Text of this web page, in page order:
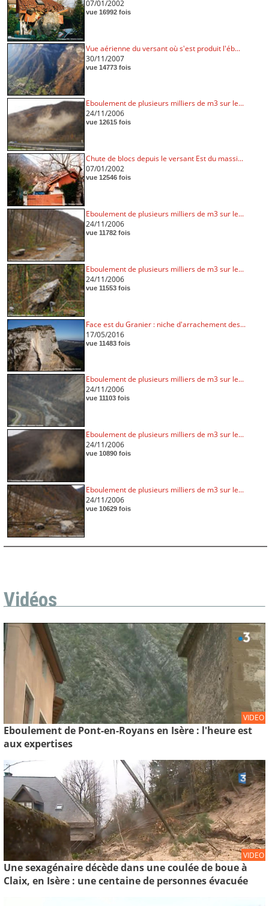
07/01/2002
vue 16992 fois
Vue aérienne du versant où s'est produit l'éb...
30/11/2007
vue 14773 fois
Eboulement de plusieurs milliers de m3 sur le...
24/11/2006
vue 12615 fois
Chute de blocs depuis le versant Est du massi...
07/01/2002
vue 12546 fois
Eboulement de plusieurs milliers de m3 sur le...
24/11/2006
vue 11782 fois
Eboulement de plusieurs milliers de m3 sur le...
24/11/2006
vue 11553 fois
Face est du Granier : niche d'arrachement des...
17/05/2016
vue 11483 fois
Eboulement de plusieurs milliers de m3 sur le...
24/11/2006
vue 11103 fois
Eboulement de plusieurs milliers de m3 sur le...
24/11/2006
vue 10890 fois
Eboulement de plusieurs milliers de m3 sur le...
24/11/2006
vue 10629 fois
Vidéos
VIDEO
Eboulement de Pont-en-Royans en Isère : l'heure est
aux expertises
VIDEO
Une sexagénaire décède dans une coulée de boue à
Claix, en Isère : une centaine de personnes évacuée